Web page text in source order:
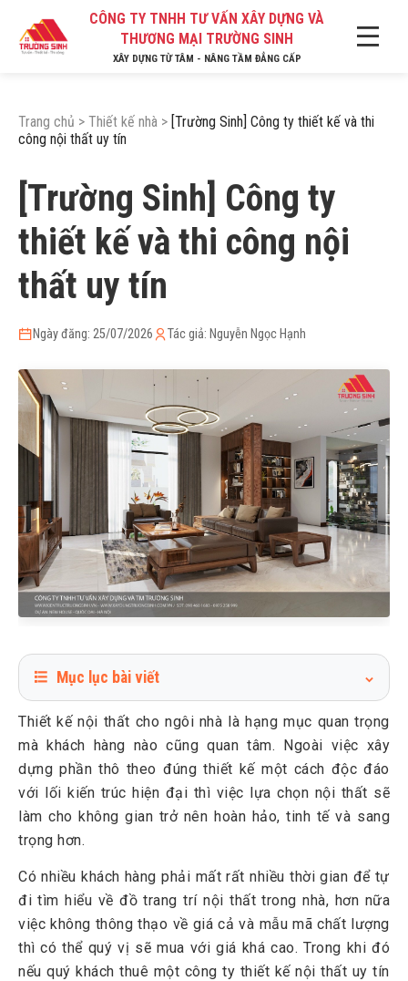
CÔNG TY TNHH TƯ VẤN XÂY DỰNG VÀ
THƯƠNG MẠI TRƯỜNG SINH
XÂY DỰNG TỪ TÂM - NÂNG TẦM ĐẲNG CẤP
Trang chủ > Thiết kế nhà > [Trường Sinh] Công ty thiết kế và thi
công nội thất uy tín
[Trường Sinh] Công ty
thiết kế và thi công nội
thất uy tín
Ngày đăng: 25/07/2026 Tác giả: Nguyễn Ngọc Hạnh
Mục lục bài viết
uy tín?
Dịch vụ thiết kế và thi công nội thất trọn gói tại Trường
Sinh
3 Giải pháp thiết kế nội thất theo nhiều phong cách
3.1
3.3 Thiết kế nội thất phong cách Châu Âu
4
Thi công nội thất chuyên nghiệp, đảm bảo chất lượng
4.1 Bước 1: Khảo sát trước khi thi công
Thiết kế nội thất cho ngôi nhà là hạng mục quan trọng
mà khách hàng nào cũng quan tâm. Ngoài việc xây
dựng phần thô theo đúng thiết kế một cách độc đáo
với lối kiến trúc hiện đại thì việc lựa chọn nội thất sẽ
làm cho không gian trở nên hoàn hảo, tinh tế và sang
trọng hơn.
Có nhiều khách hàng phải mất rất nhiều thời gian để tự
đi tìm hiểu về đồ trang trí nội thất trong nhà, hơn nữa
việc không thông thạo về giá cả và mẫu mã chất lượng
thì có thể quý vị sẽ mua với giá khá cao. Trong khi đó
nếu quý khách thuê một công ty thiết kế nội thất uy tín